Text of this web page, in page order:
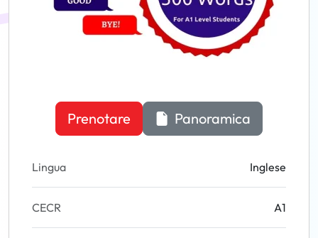
Prenotare Panoramica
Lingua Inglese
CECR A1